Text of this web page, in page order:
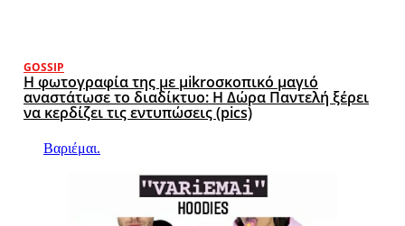
GOSSIP
Η φωτογραφία της με μikroσκοπικό μαγιό
αναστάτωσε το διαδίκτυο: Η Δώρα Παντελή ξέρει
να κερδίζει τις εντυπώσεις (pics)
Βαριέμαι.